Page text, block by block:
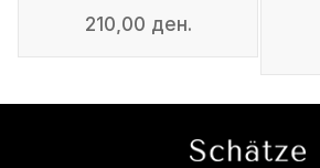
210,00 ден.